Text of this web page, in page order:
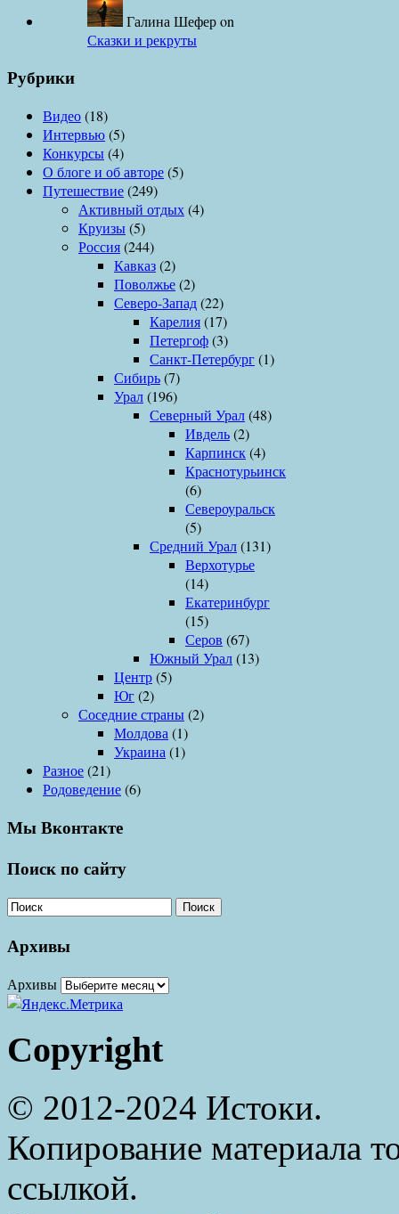
Галина Шеферon
Сказки и рекруты
Рубрики
Видео(18)
Интервью(5)
Конкурсы(4)
О блоге и об авторе(5)
Путешествие(249)
Активный отдых(4)
Круизы(5)
Россия(244)
Кавказ(2)
Поволжье(2)
Северо-Запад(22)
Карелия(17)
Петергоф(3)
Санкт-Петербург(1)
Сибирь(7)
Урал(196)
Северный Урал(48)
Ивдель(2)
Карпинск(4)
Краснотурьинск
(6)
Североуральск
(5)
Средний Урал(131)
Верхотурье
(14)
Екатеринбург
(15)
Серов (67)
Южный Урал(13)
Центр(5)
Юг(2)
Соседние страны(2)
Молдова (1)
Украина (1)
Разное(21)
Родоведение(6)
Мы Вконтакте
Поиск по сайту
Поиск
Архивы
Архивы
Copyright
© 2012-2024 Истоки.
Копирование материала
ссылкой.